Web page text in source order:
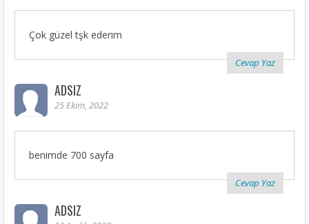
Çok güzel tşk ederim
Cevap Yaz
ADSIZ
25 Ekim, 2022
benimde 700 sayfa
Cevap Yaz
ADSIZ